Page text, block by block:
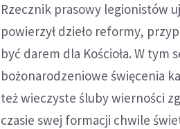
Rzecznik prasowy legionistów
powierzył dzieło reformy,
być darem dla Kościoła. W
bożonarodzeniowe święcenia
też wieczyste śluby wierności
czasie swej formacji chwile